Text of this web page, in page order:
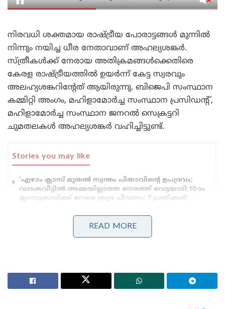
നിരവധി ശക്തമായ രാഷ്ട്രീയ പോരാട്ടങ്ങൾ മുന്നിൽ
നിന്നും നയിച്ച ധീര നേതാവാണ് അഹല്യശങ്കർ.
സ്ത്രീകൾക്ക് നേരായ അതിക്രമങ്ങൾക്കെതിരെ
കേരള രാഷ്ട്രീയത്തിൽ ഉയർന്ന് കേട്ട സ്വരവും
അലഹ്യശങ്കറിന്റേത് ആയിരുന്നു. ബിജെപി സംസ്ഥാന
കമ്മിറ്റി അംഗം, മഹിളാമോർച്ച സംസ്ഥാന പ്രസിഡന്റ്,
മഹിളാമോർച്ച സംസ്ഥാന ജനറൽ സെക്രട്ടറി
ചുമതലകൾ അഹല്യശങ്കർ വഹിച്ചിട്ടുണ്ട്.
Stories you may like
‘ഏഴാം ക്ലാസ് മുതൽ സ്വന്തം പിതാവിന്റെ ഉപദ്രവം;
വാടകവീട്ടിൽ അമ്മയില്ലാത്ത നേരത്ത് വേട്ടയാടി;10-ാം
ക്ലാസുകാരിക്ക് നേരെ ക്രൂര പീഡനം; 7 പ്രതികൾ!
ഗുരുവായൂരിൽ കാമുകനും ക്രിമിനൽ സംഘവും
ആയിരുന്നു അഹല്യശങ്കർ സജീവ രാഷ്ട്രീയത്തിലേക്ക്
ചുവടുവച്ചത്. 1980 ൽ ബിജെപി രൂപീകരണ
READ MORE